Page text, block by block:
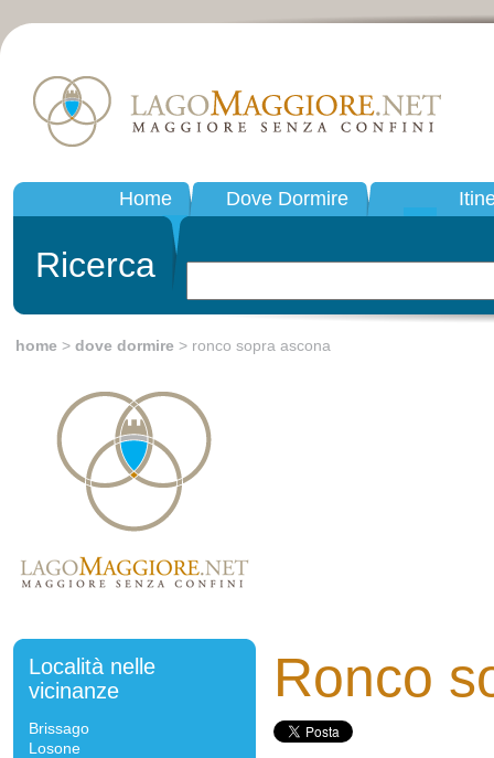
Home Dove Dormire
Ricerca
home > dove dormire > ronco sopra ascona
Località nelle
vicinanze
Brissago
Losone
Ronco